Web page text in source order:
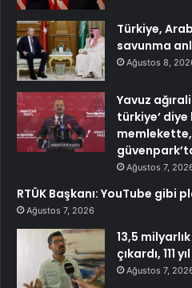
Türkiye,
savunma
Ağustos 8,
Yavuz
türkiye’
Ağustos 7,
RTÜK Başkanı: YouTube gibi
Ağustos 7, 2026
13,5
çıkardı, 111
Ağustos 7,